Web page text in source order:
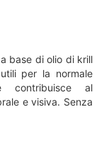
base di olio di krill
per la normale
contribuisce al
e visiva. Senza